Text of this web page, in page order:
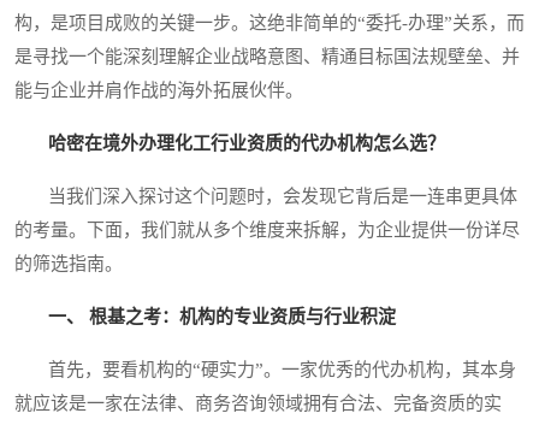
构，是项目成败的关键一步。这绝非简单的“委托-办理”关系，而
是寻找一个能深刻理解企业战略意图、精通目标国法规壁垒、并
能与企业并肩作战的海外拓展伙伴。
哈密在境外办理化工行业资质的代办机构怎么选？
当我们深入探讨这个问题时，会发现它背后是一连串更具体
的考量。下面，我们就从多个维度来拆解，为企业提供一份详尽
的筛选指南。
一、 根基之考：机构的专业资质与行业积淀
首先，要看机构的“硬实力”。一家优秀的代办机构，其本身
就应该是一家在法律、商务咨询领域拥有合法、完备资质的实